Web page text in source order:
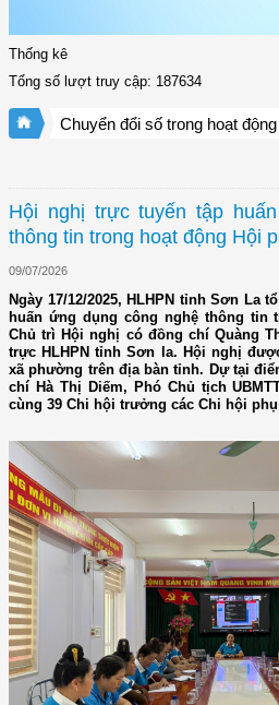
Thống kê
Tổng số lượt truy cập: 187634
Chuyển đổi số trong hoạt
Hội nghị trực tuyến tập
thông tin trong hoạt động Hội
09/07/2026
Ngày 17/12/2025, HLHPN tỉnh Sơn La
huấn ứng dụng công nghệ thông tin
Chủ trì Hội nghị có đồng chí Quàng
trực HLHPN tỉnh Sơn la. Hội nghị
xã phường trên địa bàn tỉnh. Dự tại
chí Hà Thị Diếm, Phó Chủ tịch
cùng 39 Chi hội trưởng các Chi hội